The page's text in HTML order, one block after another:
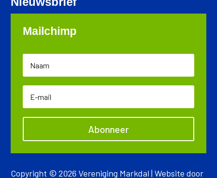
Mailchimp
Abonneer
Copyright © 2026 Vereniging Markdal | Website door